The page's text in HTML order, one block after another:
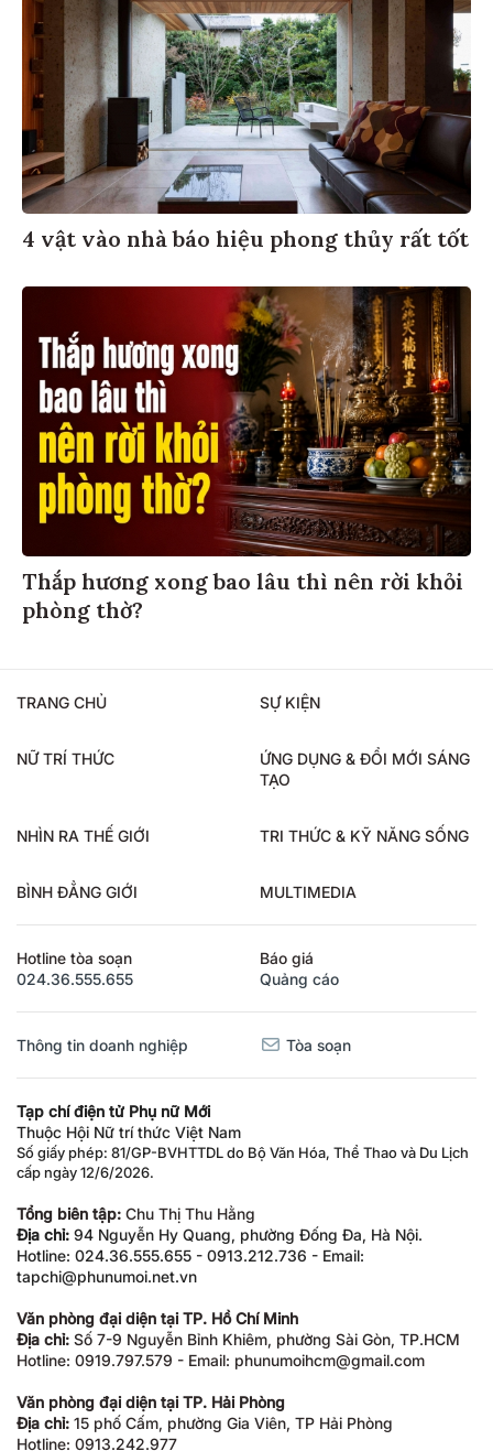
4 vật vào nhà báo hiệu phong thủy rất tốt
Thắp hương xong bao lâu thì nên rời khỏi
phòng thờ?
TRANG CHỦ SỰ KIỆN
NỮ TRÍ THỨC
ỨNG DỤNG & ĐỔI MỚI SÁNG
TẠO
NHÌN RA THẾ GIỚI TRI THỨC & KỸ NĂNG SỐNG
BÌNH ĐẲNG GIỚI MULTIMEDIA
Hotline tòa soạn
024.36.555.655
Báo giá
Quảng cáo
Thông tin doanh nghiệp Tòa soạn
Tạp chí điện tử Phụ nữ Mới
Thuộc Hội Nữ trí thức Việt Nam
Số giấy phép: 81/GP-BVHTTDL do Bộ Văn Hóa, Thể Thao và Du Lịch
cấp ngày 12/6/2026.
Tổng biên tập: Chu Thị Thu Hằng
Địa chỉ: 94 Nguyễn Hy Quang, phường Đống Đa, Hà Nội.
Hotline: 024.36.555.655 - 0913.212.736 - Email:
tapchi@phunumoi.net.vn
Văn phòng đại diện tại TP. Hồ Chí Minh
Địa chỉ: Số 7-9 Nguyễn Bỉnh Khiêm, phường Sài Gòn, TP.HCM
Hotline: 0919.797.579 - Email: phunumoihcm@gmail.com
Văn phòng đại diện tại TP. Hải Phòng
Địa chỉ: 15 phố Cấm, phường Gia Viên, TP Hải Phòng